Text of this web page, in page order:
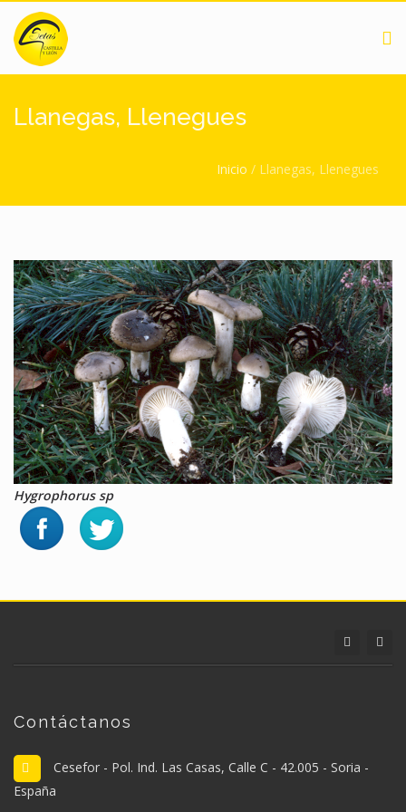
Pasar al contenido principal
Llanegas, Llenegues
Usted está aquíInicio / Llanegas, Llenegues
Hygrophorus sp
Contáctanos
Cesefor - Pol. Ind. Las Casas, Calle C - 42.005 - Soria -
España